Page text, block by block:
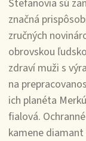
Štefanovia sú
značná
zručných
obrovskou
zdraví muži s
na
ich planéta
fialová.
kamene